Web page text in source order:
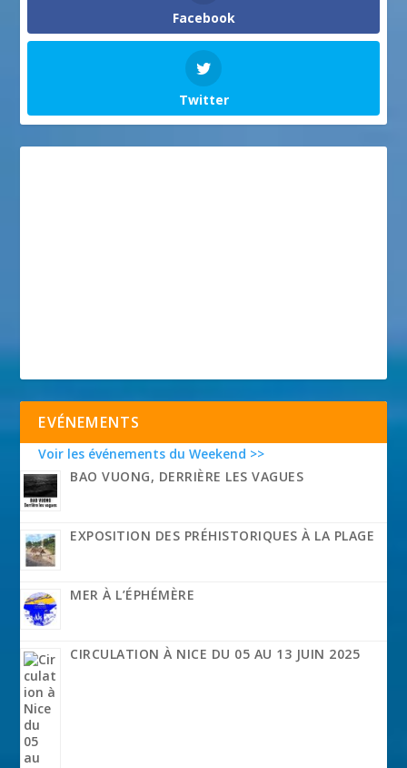
Facebook
Twitter
EVÉNEMENTS
Voir les événements du Weekend >>
BAO VUONG, DERRIÈRE LES VAGUES
EXPOSITION DES PRÉHISTORIQUES À LA PLAGE
MER À L’ÉPHÉMÈRE
CIRCULATION À NICE DU 05 AU 13 JUIN 2025